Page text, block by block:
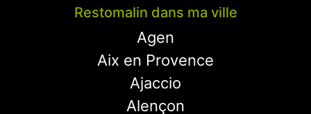
Restomalin dans ma ville
Agen
Aix en Provence
Ajaccio
Alençon